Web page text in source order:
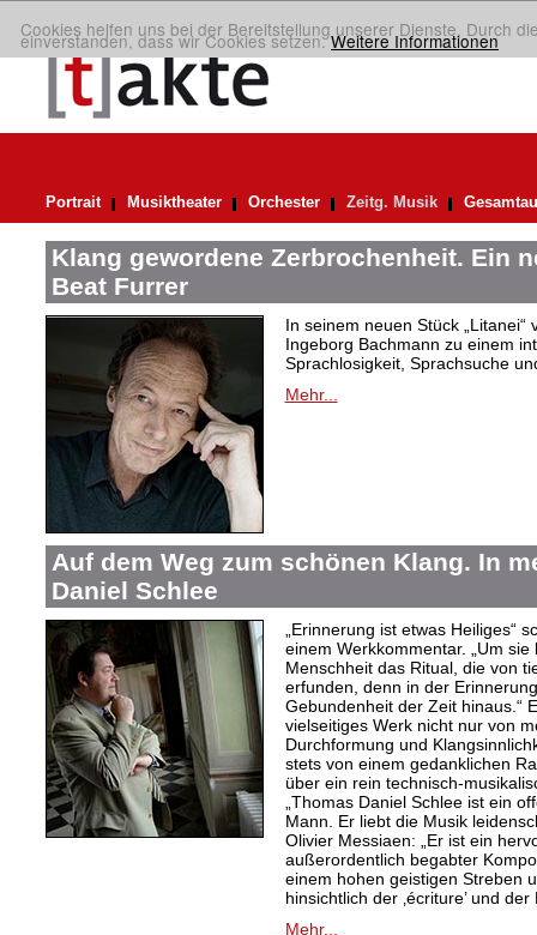
Cookies helfen uns bei der Bereitstellung unserer Dienste. Durch
einverstanden, dass wir Cookies setzen.Weitere Informationen
Portrait Musiktheater Orchester Zeitg. Musik
Klang gewordene Zerbrochenheit. Ein
Beat Furrer
In seinem neuen Stück
Ingeborg Bachmann zu einem
Sprachlosigkeit, Sprachsuche
Mehr...
Auf dem Weg zum schönen Klang. In
Daniel Schlee
„Erinnerung ist etwas Heiliges“
einem Werkkommentar. „Um
Menschheit das Ritual, die von
erfunden, denn in der
Gebundenheit der Zeit hinaus.“
vielseitiges Werk nicht nur von
Durchformung und
stets von einem gedanklichen
über ein rein technisch-
„Thomas Daniel Schlee ist ein
Mann. Er liebt die Musik
Olivier Messiaen: „Er ist ein
außerordentlich begabter
einem hohen geistigen Streben
hinsichtlich der ‚écriture’ und der
Mehr...